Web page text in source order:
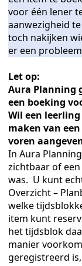
voor één lener
aanwezigheid
toch nakijken
er een
Let op:
Aura Planning
een boeking
Wil een
maken van
voren
In Aura
zichtbaar of
was. U kunt
Overzicht –
welke
item kunt
het tijdsblok
manier
geregistreerd